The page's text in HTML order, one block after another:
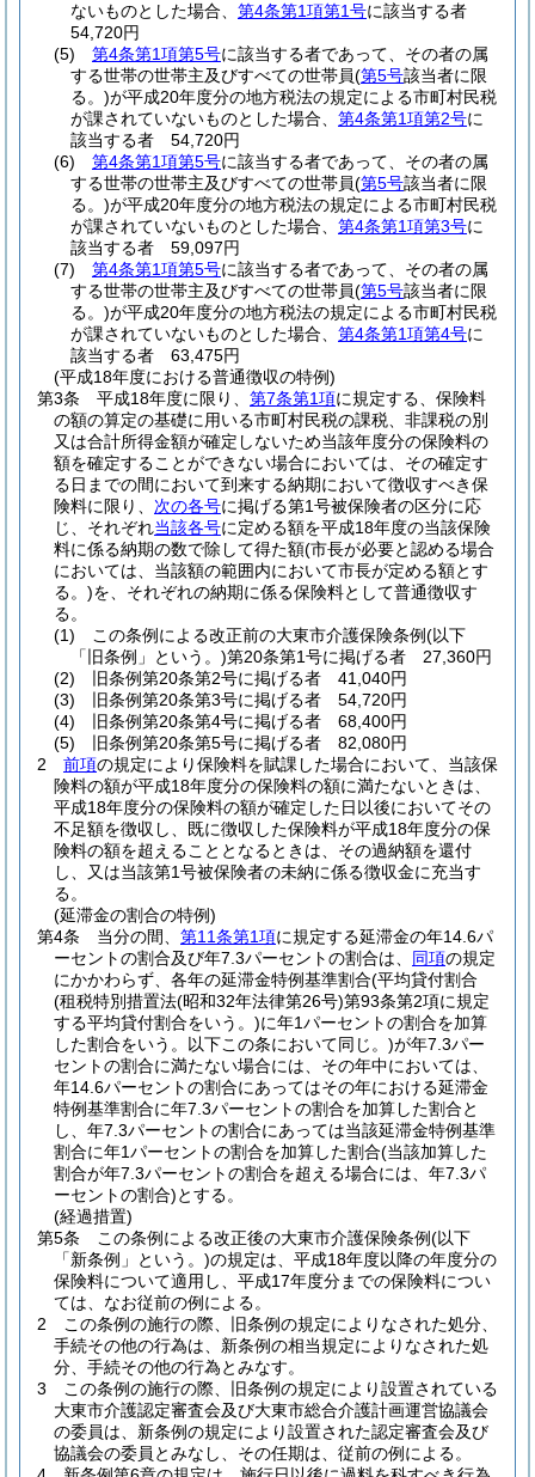
ないものとした場合、 第4条第1項第1号に該当する者
54,720円
(5)
第4条第1項第5号に該当する者であって、その者の属
する世帯の世帯主及びすべての世帯員(第5号該当者に限
る。)が平成20年度分の地方税法の規定による市町村民税
が課されていないものとした場合、 第4条第1項第2号に
該当する者 54,720円
(6)
第4条第1項第5号に該当する者であって、その者の属
する世帯の世帯主及びすべての世帯員(第5号該当者に限
る。)が平成20年度分の地方税法の規定による市町村民税
が課されていないものとした場合、 第4条第1項第3号に
該当する者 59,097円
(7)
第4条第1項第5号に該当する者であって、その者の属
する世帯の世帯主及びすべての世帯員(第5号該当者に限
る。)が平成20年度分の地方税法の規定による市町村民税
が課されていないものとした場合、 第4条第1項第4号に
該当する者 63,475円
(平成18年度における普通徴収の特例)
第3条
平成18年度に限り、 第7条第1項に規定する、保険料
の額の算定の基礎に用いる市町村民税の課税、非課税の別
又は合計所得金額が確定しないため当該年度分の保険料の
額を確定することができない場合においては、その確定す
る日までの間において到来する納期において徴収すべき保
険料に限り、 次の各号に掲げる第1号被保険者の区分に応
じ、それぞれ当該各号に定める額を平成18年度の当該保険
料に係る納期の数で除して得た額(市長が必要と認める場合
においては、当該額の範囲内において市長が定める額とす
る。)を、それぞれの納期に係る保険料として普通徴収す
る。
(1)
この条例による改正前の大東市介護保険条例(以下
「旧条例」という。)第20条第1号に掲げる者 27,360円
(2)
旧条例第20条第2号に掲げる者 41,040円
(3)
旧条例第20条第3号に掲げる者 54,720円
(4)
旧条例第20条第4号に掲げる者 68,400円
(5)
旧条例第20条第5号に掲げる者 82,080円
2
前項の規定により保険料を賦課した場合において、当該保
険料の額が平成18年度分の保険料の額に満たないときは、
平成18年度分の保険料の額が確定した日以後においてその
不足額を徴収し、既に徴収した保険料が平成18年度分の保
険料の額を超えることとなるときは、その過納額を還付
し、又は当該第1号被保険者の未納に係る徴収金に充当す
る。
(延滞金の割合の特例)
第4条
当分の間、 第11条第1項に規定する延滞金の年14.6パ
ーセントの割合及び年7.3パーセントの割合は、 同項の規定
にかかわらず、各年の延滞金特例基準割合(平均貸付割合
(租税特別措置法(昭和32年法律第26号)第93条第2項に規定
する平均貸付割合をいう。)に年1パーセントの割合を加算
した割合をいう。以下この条において同じ。)が年7.3パー
セントの割合に満たない場合には、その年中においては、
年14.6パーセントの割合にあってはその年における延滞金
特例基準割合に年7.3パーセントの割合を加算した割合と
し、年7.3パーセントの割合にあっては当該延滞金特例基準
割合に年1パーセントの割合を加算した割合(当該加算した
割合が年7.3パーセントの割合を超える場合には、年7.3パ
ーセントの割合)とする。
(経過措置)
第5条
この条例による改正後の大東市介護保険条例(以下
「新条例」という。)の規定は、平成18年度以降の年度分の
保険料について適用し、平成17年度分までの保険料につい
ては、なお従前の例による。
2
この条例の施行の際、旧条例の規定によりなされた処分、
手続その他の行為は、新条例の相当規定によりなされた処
分、手続その他の行為とみなす。
3
この条例の施行の際、旧条例の規定により設置されている
大東市介護認定審査会及び大東市総合介護計画運営協議会
の委員は、新条例の規定により設置された認定審査会及び
協議会の委員とみなし、その任期は、従前の例による。